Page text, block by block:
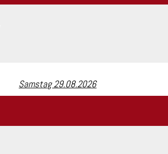
Samstag 29.08.2026